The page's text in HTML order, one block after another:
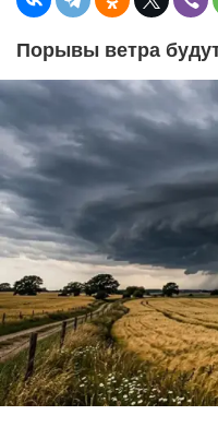
Порывы ветра